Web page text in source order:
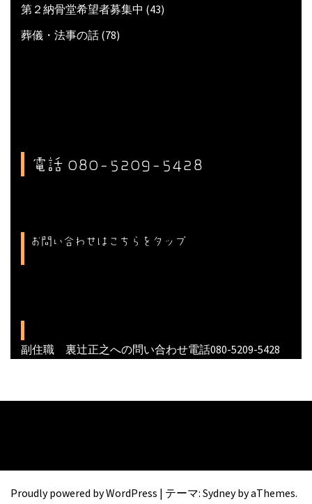
第２納骨堂希望者募集中 (43)
葬儀・法事の話 (78)
電話 080-5209-5428
お問い合わせはこちらをタップ
副住職 裏辻正之への問い合わせ電話080-5209-5428
Proudly powered by WordPress | テーマ: Sydneyby aThemes.